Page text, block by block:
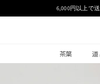
6,000円以上で
茶葉